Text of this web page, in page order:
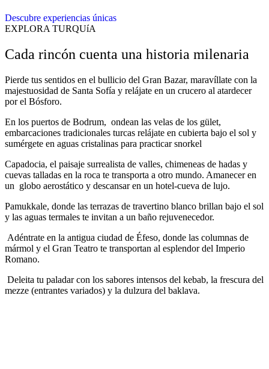
Descubre experiencias únicas
EXPLORA TURQUíA
Cada rincón cuenta una historia milenaria
Pierde tus sentidos en el bullicio del Gran Bazar, maravíllate con la
majestuosidad de Santa Sofía y relájate en un crucero al atardecer
por el Bósforo.
En los puertos de Bodrum, ondean las velas de los gület,
embarcaciones tradicionales turcas relájate en cubierta bajo el sol y
sumérgete en aguas cristalinas para practicar snorkel
Capadocia, el paisaje surrealista de valles, chimeneas de hadas y
cuevas talladas en la roca te transporta a otro mundo. Amanecer en
un globo aerostático y descansar en un hotel-cueva de lujo.
Pamukkale, donde las terrazas de travertino blanco brillan bajo el sol
y las aguas termales te invitan a un baño rejuvenecedor.
Adéntrate en la antigua ciudad de Éfeso, donde las columnas de
mármol y el Gran Teatro te transportan al esplendor del Imperio
Romano.
Deleita tu paladar con los sabores intensos del kebab, la frescura del
mezze (entrantes variados) y la dulzura del baklava.